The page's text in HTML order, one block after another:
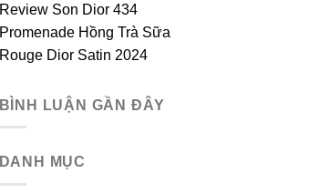
Review Son Dior 434
Promenade Hồng Trà Sữa
Rouge Dior Satin 2024
BÌNH LUẬN GẦN ĐÂY
DANH MỤC